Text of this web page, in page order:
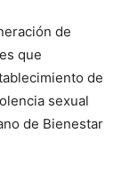
de
que
de
sexual
de Bienestar